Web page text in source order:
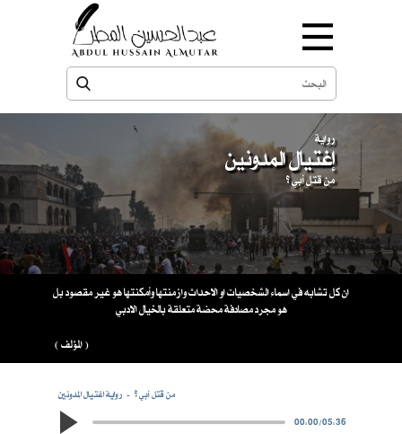
رواية
إغتيال المدونين
من قتل أبي ؟
ان كل تشابه في اسماء الشخصيات او الاحداث وازمنتها وأمكنتها هو غير مقصود بل
هو مجرد مصادفة محضة متعلقة بالخيال الادبي
( المؤلف )
رواية اغتيال المدونين
من قتل أبي ؟
00:00/05:36